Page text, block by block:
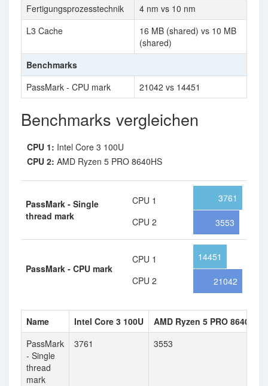
Fertigungsprozesstechnik
4 nm vs 10 nm
L3 Cache
16 MB (shared) vs 10 MB
(shared)
Benchmarks
PassMark - CPU mark
21042 vs 14451
Benchmarks vergleichen
CPU 1: Intel Core 3 100U
CPU 2: AMD Ryzen 5 PRO 8640HS
PassMark - Single
thread mark
CPU 1
CPU 2
3761
3553
PassMark - CPU mark
CPU 1
CPU 2
14451
21042
Name Intel Core 3 100U
AMD Ryzen 5 PRO 8640HS
PassMark
- Single
thread
mark
3761 3553